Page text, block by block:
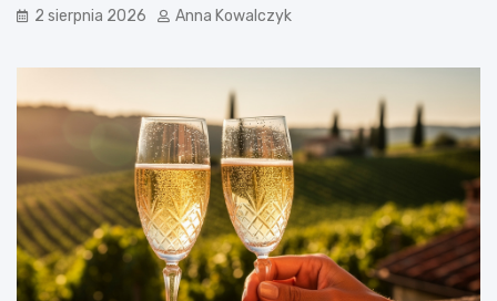
2 sierpnia 2026 Anna Kowalczyk